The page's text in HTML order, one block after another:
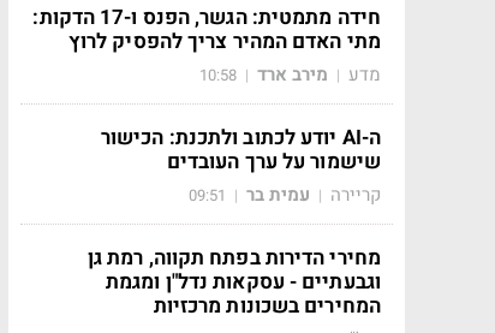
חידה מתמטית: הגשר, הפנס ו-17 הדקות:
מתי האדם המהיר צריך להפסיק לרוץ
מדע | מירב ארד |
10:58
ה-AI יודע לכתוב ולתכנת: הכישור
שישמור על ערך העובדים
קריירה | עמית בר |
09:51
מחירי הדירות בפתח תקווה, רמת גן
וגבעתיים - עסקאות נדל"ן ומגמת
המחירים בשכונות מרכזיות